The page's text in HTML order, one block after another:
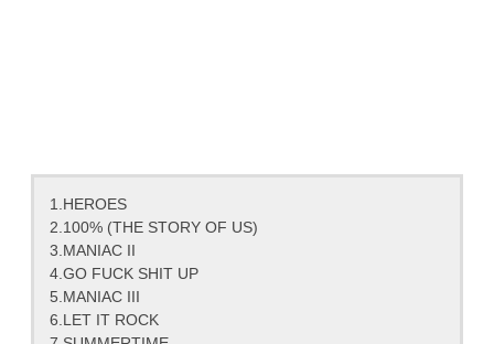
1.HEROES
2.100% (THE STORY OF US)
3.MANIAC II
4.GO FUCK SHIT UP
5.MANIAC III
6.LET IT ROCK